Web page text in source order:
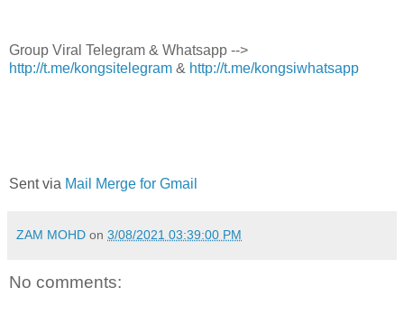
Group Viral Telegram & Whatsapp -->
http://t.me/kongsitelegram & http://t.me/kongsiwhatsapp
Sent via Mail Merge for Gmail
ZAM MOHD on 3/08/2021 03:39:00 PM
No comments: